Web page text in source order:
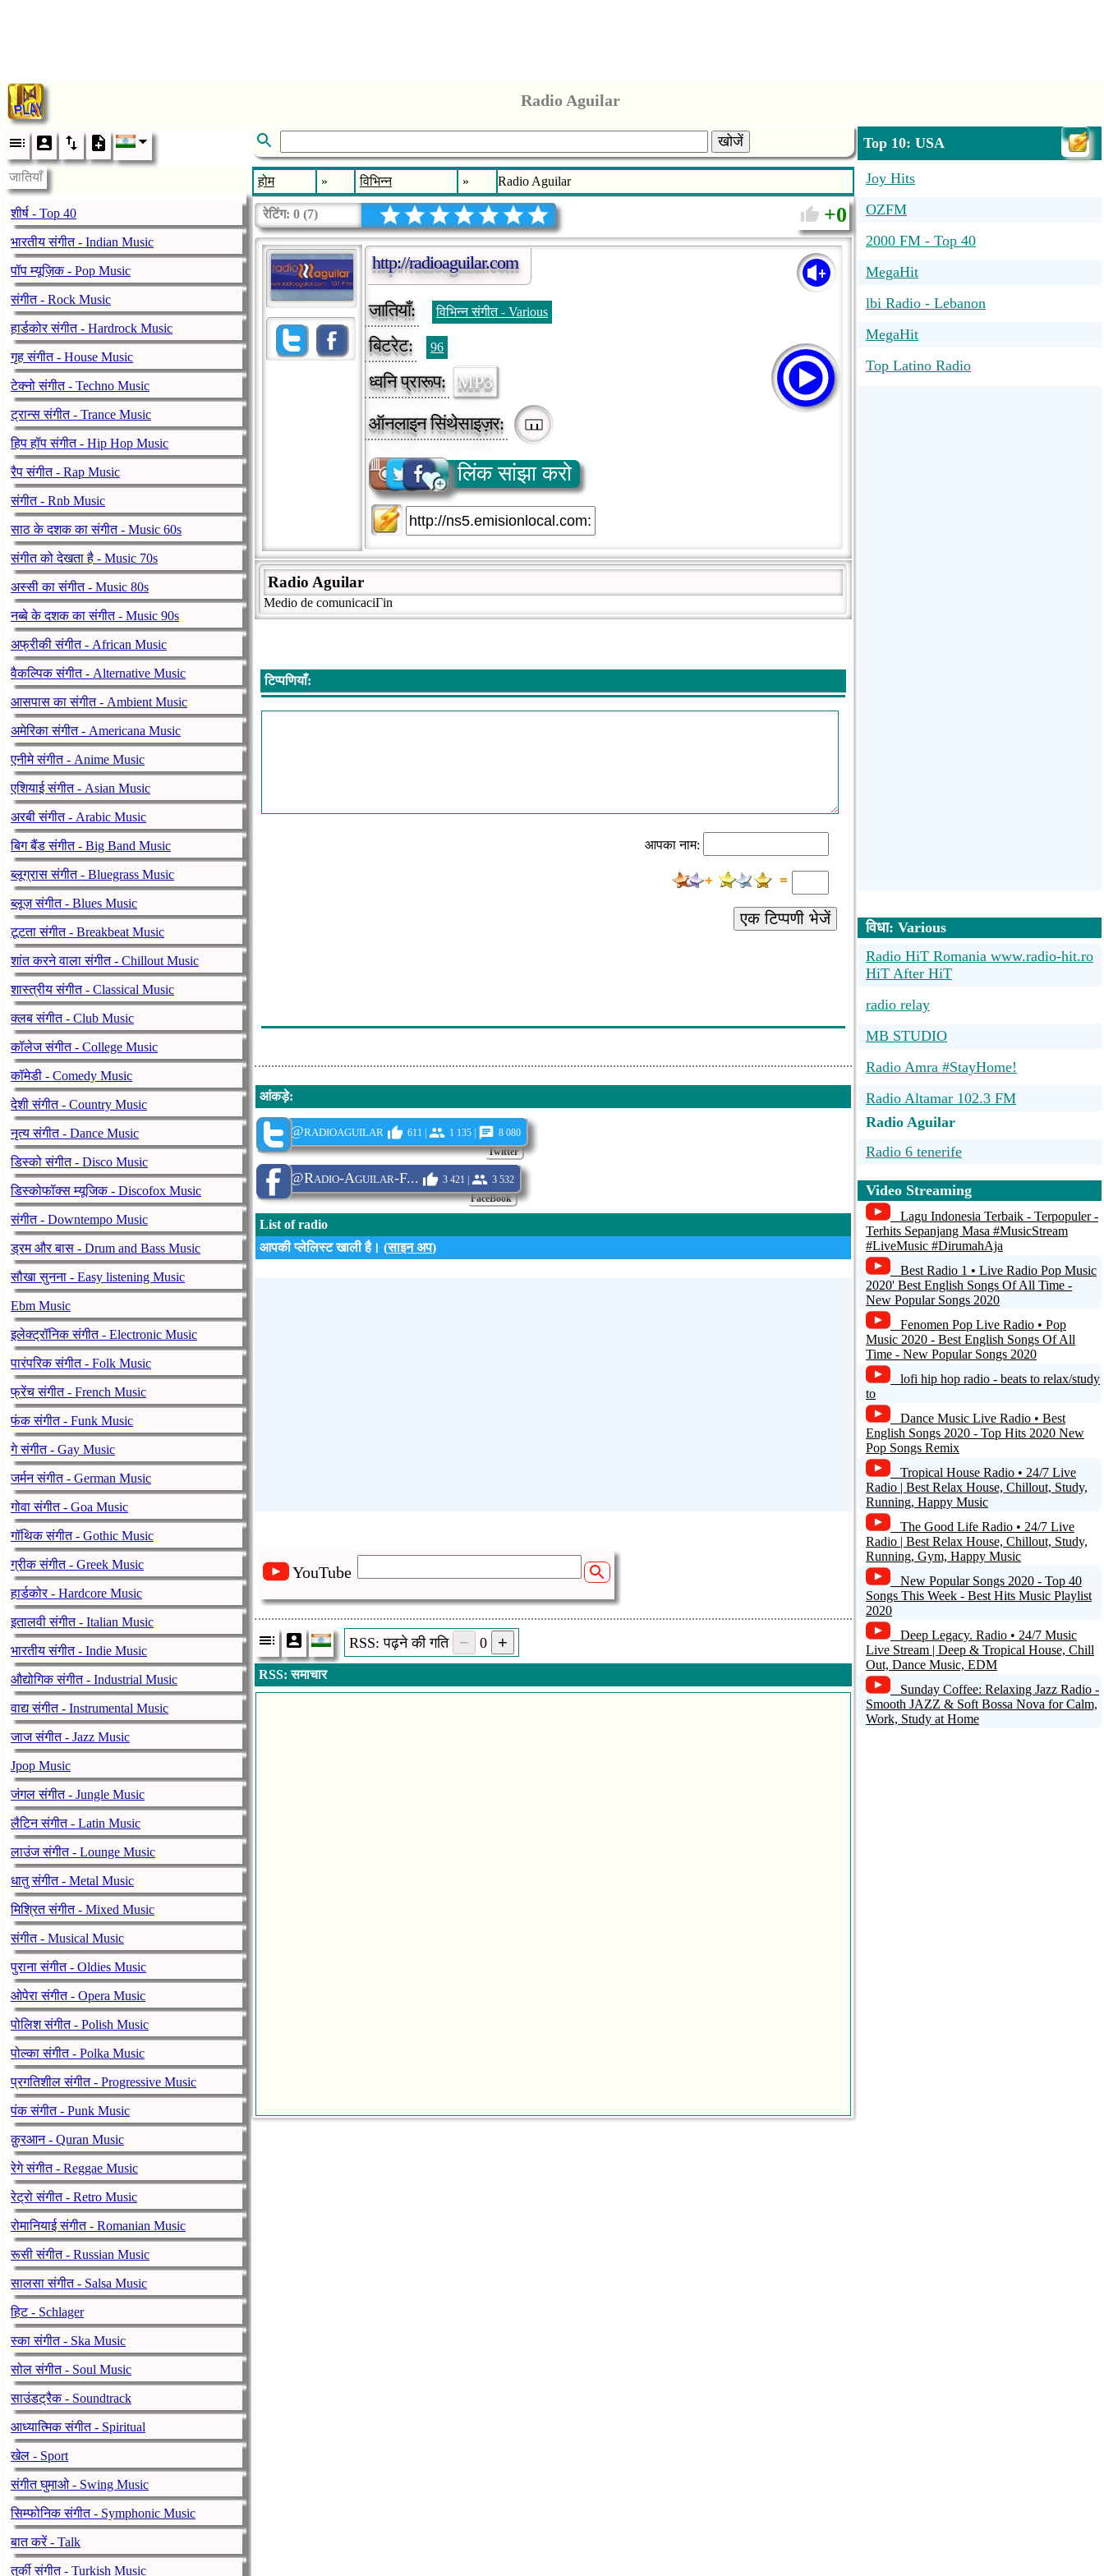
Radio Aguilar
जातियाँ
शीर्ष - Top 40
भारतीय संगीत - Indian Music
पॉप म्यूज़िक - Pop Music
संगीत - Rock Music
हार्डकोर संगीत - Hardrock Music
गृह संगीत - House Music
टेक्नो संगीत - Techno Music
ट्रान्स संगीत - Trance Music
हिप हॉप संगीत - Hip Hop Music
रैप संगीत - Rap Music
संगीत - Rnb Music
साठ के दशक का संगीत - Music 60s
संगीत को देखता है - Music 70s
अस्सी का संगीत - Music 80s
नब्बे के दशक का संगीत - Music 90s
अफ्रीकी संगीत - African Music
वैकल्पिक संगीत - Alternative Music
आसपास का संगीत - Ambient Music
अमेरिका संगीत - Americana Music
एनीमे संगीत - Anime Music
एशियाई संगीत - Asian Music
अरबी संगीत - Arabic Music
बिग बैंड संगीत - Big Band Music
ब्लूग्रास संगीत - Bluegrass Music
ब्लूज़ संगीत - Blues Music
टूटता संगीत - Breakbeat Music
शांत करने वाला संगीत - Chillout Music
शास्त्रीय संगीत - Classical Music
क्लब संगीत - Club Music
कॉलेज संगीत - College Music
कॉमेडी - Comedy Music
देशी संगीत - Country Music
नृत्य संगीत - Dance Music
डिस्को संगीत - Disco Music
डिस्कोफॉक्स म्यूजिक - Discofox Music
संगीत - Downtempo Music
ड्रम और बास - Drum and Bass Music
सौखा सुनना - Easy listening Music
Ebm Music
इलेक्ट्रॉनिक संगीत - Electronic Music
पारंपरिक संगीत - Folk Music
फ्रेंच संगीत - French Music
फंक संगीत - Funk Music
गे संगीत - Gay Music
जर्मन संगीत - German Music
गोवा संगीत - Goa Music
गॉथिक संगीत - Gothic Music
ग्रीक संगीत - Greek Music
हार्डकोर - Hardcore Music
इतालवी संगीत - Italian Music
भारतीय संगीत - Indie Music
औद्योगिक संगीत - Industrial Music
वाद्य संगीत - Instrumental Music
जाज संगीत - Jazz Music
Jpop Music
जंगल संगीत - Jungle Music
लैटिन संगीत - Latin Music
लाउंज संगीत - Lounge Music
धातु संगीत - Metal Music
मिश्रित संगीत - Mixed Music
संगीत - Musical Music
पुराना संगीत - Oldies Music
ओपेरा संगीत - Opera Music
पोलिश संगीत - Polish Music
पोल्का संगीत - Polka Music
प्रगतिशील संगीत - Progressive Music
पंक संगीत - Punk Music
क़ुरआन - Quran Music
रेगे संगीत - Reggae Music
रेट्रो संगीत - Retro Music
रोमानियाई संगीत - Romanian Music
रूसी संगीत - Russian Music
सालसा संगीत - Salsa Music
हिट - Schlager
स्का संगीत - Ska Music
सोल संगीत - Soul Music
साउंडट्रैक - Soundtrack
आध्यात्मिक संगीत - Spiritual
खेल - Sport
संगीत घुमाओ - Swing Music
सिम्फोनिक संगीत - Symphonic Music
बात करें - Talk
तुर्की संगीत - Turkish Music
खोजें
होम » विभिन्न » Radio Aguilar
रेटिंग: 0 (7) 0
http://radioaguilar.com
जातियाँ: विभिन्न संगीत - Various
बिटरेट: 96
ध्वनि प्रारूप: MP3
ऑनलाइन सिंथेसाइज़र:
लिंक सांझा करो
Radio Aguilar
Medio de comunicaciГіn
टिप्पणियाँ:
आपका नाम:
एक टिप्पणी भेजें
आंकड़े:
Twitter
@radioaguilar 611 | 1 135 | 8 080
FaceBook
@Radio-Aguilar-F... 3 421 | 3 532
List of radio
आपकी प्लेलिस्ट खाली है। (साइन अप)
YouTube
RSS: पढ़ने की गति 0
RSS: समाचार
Top 10: USA
Joy Hits
OZFM
2000 FM - Top 40
MegaHit
lbi Radio - Lebanon
MegaHit
Top Latino Radio
विधा: Various
Radio HiT Romania www.radio-hit.ro
HiT After HiT
radio relay
MB STUDIO
Radio Amra #StayHome!
Radio Altamar 102.3 FM
Radio Aguilar
Radio 6 tenerife
radio24
Genesis Communications Network:
Channel 4
RAAR FM
Tre Raadio - Rapla 91,3 MHz
Video Streaming
Lagu Indonesia Terbaik - Terpopuler -
Terhits Sepanjang Masa #MusicStream
#LiveMusic #DirumahAja
Best Radio 1 • Live Radio Pop Music
2020' Best English Songs Of All Time -
New Popular Songs 2020
Fenomen Pop Live Radio • Pop
Music 2020 - Best English Songs Of All
Time - New Popular Songs 2020
lofi hip hop radio - beats to relax/study
to
Dance Music Live Radio • Best
English Songs 2020 - Top Hits 2020 New
Pop Songs Remix
Tropical House Radio • 24/7 Live
Radio | Best Relax House, Chillout, Study,
Running, Happy Music
The Good Life Radio • 24/7 Live
Radio | Best Relax House, Chillout, Study,
Running, Gym, Happy Music
New Popular Songs 2020 - Top 40
Songs This Week - Best Hits Music Playlist
2020
Deep Legacy. Radio • 24/7 Music
Live Stream | Deep & Tropical House, Chill
Out, Dance Music, EDM
Sunday Coffee: Relaxing Jazz Radio -
Smooth JAZZ & Soft Bossa Nova for Calm,
Work, Study at Home